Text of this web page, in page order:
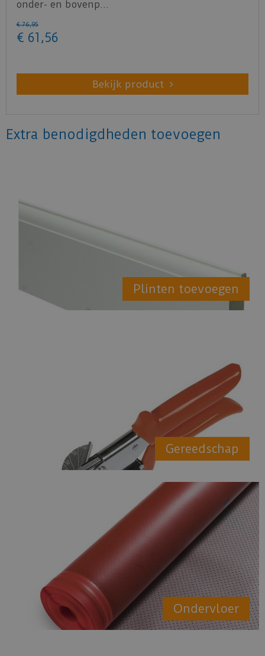
onder- en bovenp…
€ 76,95
€ 61 ,56
Bekijk product
Extra benodigdheden toevoegen
Plinten toevoegen
Gereedschap
Ondervloer